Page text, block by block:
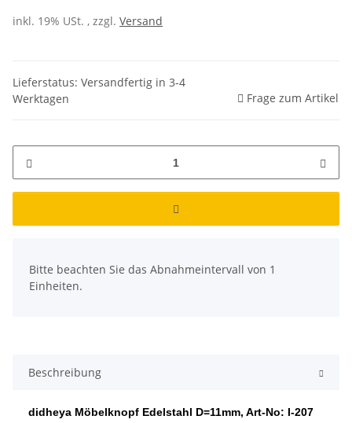
inkl. 19% USt. , zzgl. Versand
Lieferstatus: Versandfertig in 3-4
Werktagen
Frage zum Artikel
Bitte beachten Sie das Abnahmeintervall von 1
Einheiten.
Beschreibung
didheya Möbelknopf Edelstahl D=11mm, Art-No: I-207